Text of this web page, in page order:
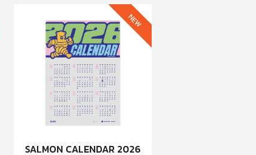
SALMON CALENDAR 2026
NEW